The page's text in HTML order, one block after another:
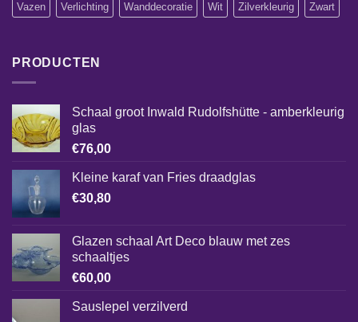
Vazen Verlichting Wanddecoratie Wit Zilverkleurig Zwart
PRODUCTEN
Schaal groot Inwald Rudolfshütte - amberkleurig
glas
€76,00
Kleine karaf van Fries draadglas
€30,80
Glazen schaal Art Deco blauw met zes
schaaltjes
€60,00
Sauslepel verzilverd